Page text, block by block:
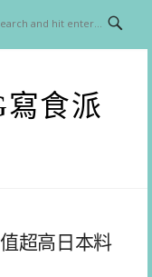
食派
超高日本料